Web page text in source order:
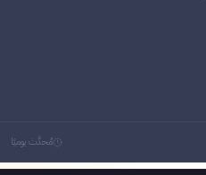
مُحدَّث يوميًا